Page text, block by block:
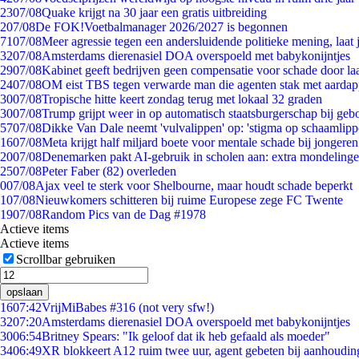
2307/08Quake krijgt na 30 jaar een gratis uitbreiding
207/08De FOK!Voetbalmanager 2026/2027 is begonnen
7107/08Meer agressie tegen een andersluidende politieke mening,
3207/08Amsterdams dierenasiel DOA overspoeld met babykonijntjes
2907/08Kabinet geeft bedrijven geen compensatie voor schade door
2407/08OM eist TBS tegen verwarde man die agenten stak met
3007/08Tropische hitte keert zondag terug met lokaal 32 graden
3007/08Trump grijpt weer in op automatisch staatsburgerschap bij
5707/08Dikke Van Dale neemt 'vulvalippen' op: 'stigma op
1607/08Meta krijgt half miljard boete voor mentale schade bij jongeren
2007/08Denemarken pakt AI-gebruik in scholen aan: extra
2507/08Peter Faber (82) overleden
007/08Ajax veel te sterk voor Shelbourne, maar houdt schade beperkt
107/08Nieuwkomers schitteren bij ruime Europese zege FC Twente
1907/08Random Pics van de Dag #1978
Actieve items
Actieve items
Scrollbar gebruiken
opslaan
1607:42VrijMiBabes #316 (not very sfw!)
3207:20Amsterdams dierenasiel DOA overspoeld met babykonijntjes
3006:54Britney Spears: "Ik geloof dat ik heb gefaald als moeder"
3406:49XR blokkeert A12 ruim twee uur, agent gebeten bij